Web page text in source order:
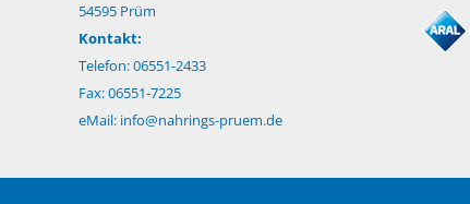
54595 Prüm
Kontakt:
Telefon: 06551-2433
Fax: 06551-7225
eMail: info@nahrings-pruem.de